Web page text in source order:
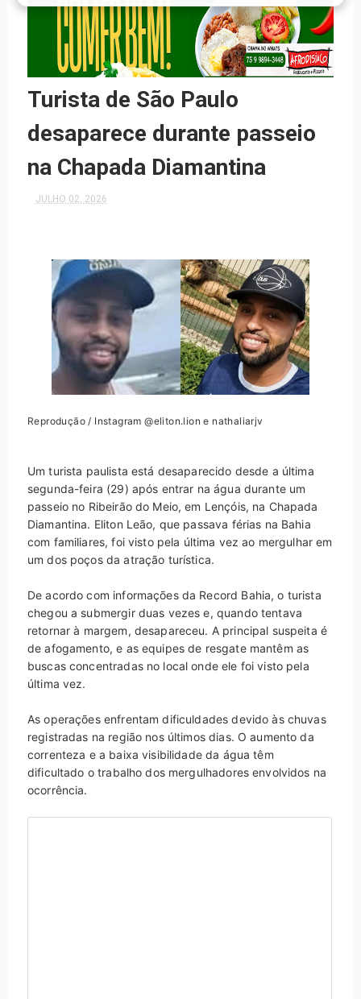
Turista de São Paulo
desaparece durante passeio
na Chapada Diamantina
JULHO 02, 2026
Reprodução / Instagram @eliton.lion e nathaliarjv
Um turista paulista está desaparecido desde a última
segunda-feira (29) após entrar na água durante um
passeio no Ribeirão do Meio, em Lençóis, na Chapada
Diamantina. Eliton Leão, que passava férias na Bahia
com familiares, foi visto pela última vez ao mergulhar em
um dos poços da atração turística.
De acordo com informações da Record Bahia, o turista
chegou a submergir duas vezes e, quando tentava
retornar à margem, desapareceu. A principal suspeita é
de afogamento, e as equipes de resgate mantêm as
buscas concentradas no local onde ele foi visto pela
última vez.
As operações enfrentam dificuldades devido às chuvas
registradas na região nos últimos dias. O aumento da
correnteza e a baixa visibilidade da água têm
dificultado o trabalho dos mergulhadores envolvidos na
ocorrência.